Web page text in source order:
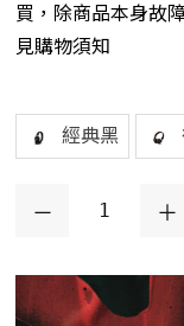
買，除商品本身故
見購物須知
經典黑